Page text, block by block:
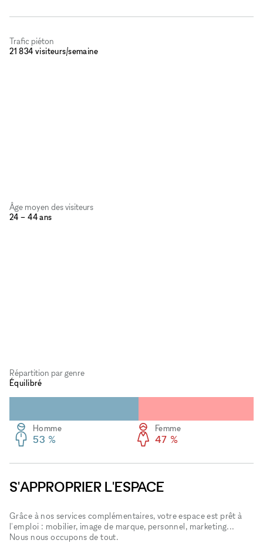
Trafic piéton
21 834 visiteurs/semaine
Âge moyen des visiteurs
24 – 44 ans
Répartition par genre
Équilibré
Femme
47 %
Homme
53 %
S'APPROPRIER L'ESPACE
Grâce à nos services complémentaires, votre espace est prêt à
l'emploi : mobilier, image de marque, personnel, marketing...
Nous nous occupons de tout.